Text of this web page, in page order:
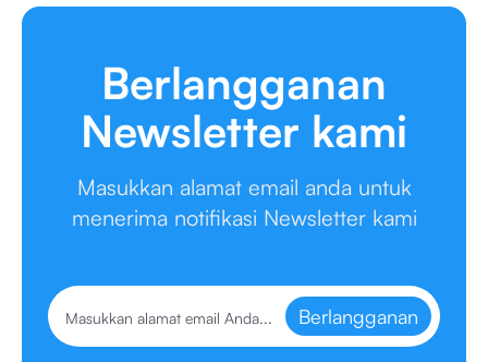
Berlangganan
Newsletter kami
Masukkan alamat email anda untuk
menerima notifikasi Newsletter kami
Berlangganan